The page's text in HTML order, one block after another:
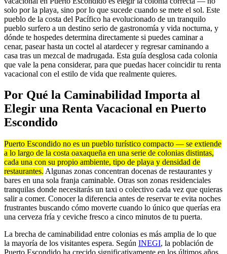
solo por la playa, sino por lo que sucede cuando se mete el sol. Este
pueblo de la costa del Pacífico ha evolucionado de un tranquilo
pueblo surfero a un destino serio de gastronomía y vida nocturna, y
dónde te hospedes determina directamente si puedes caminar a
cenar, pasear hasta un coctel al atardecer y regresar caminando a
casa tras un mezcal de madrugada. Esta guía desglosa cada colonia
que vale la pena considerar, para que puedas hacer coincidir tu renta
vacacional con el estilo de vida que realmente quieres.
Por Qué la Caminabilidad Importa al
Elegir una Renta Vacacional en Puerto
Escondido
Puerto Escondido no es un pueblo turístico compacto — se extiende
a lo largo de la costa oaxaqueña en una serie de colonias distintas,
cada una con su propio ambiente, tipo de playa y densidad de
restaurantes. Algunas zonas concentran docenas de restaurantes y
bares en una sola franja caminable. Otras son zonas residenciales
tranquilas donde necesitarás un taxi o colectivo cada vez que quieras
salir a comer. Conocer la diferencia antes de reservar te evita noches
frustrantes buscando cómo moverte cuando lo único que querías era
una cerveza fría y ceviche fresco a cinco minutos de tu puerta.
La brecha de caminabilidad entre colonias es más amplia de lo que
la mayoría de los visitantes espera. Según INEGI, la población de